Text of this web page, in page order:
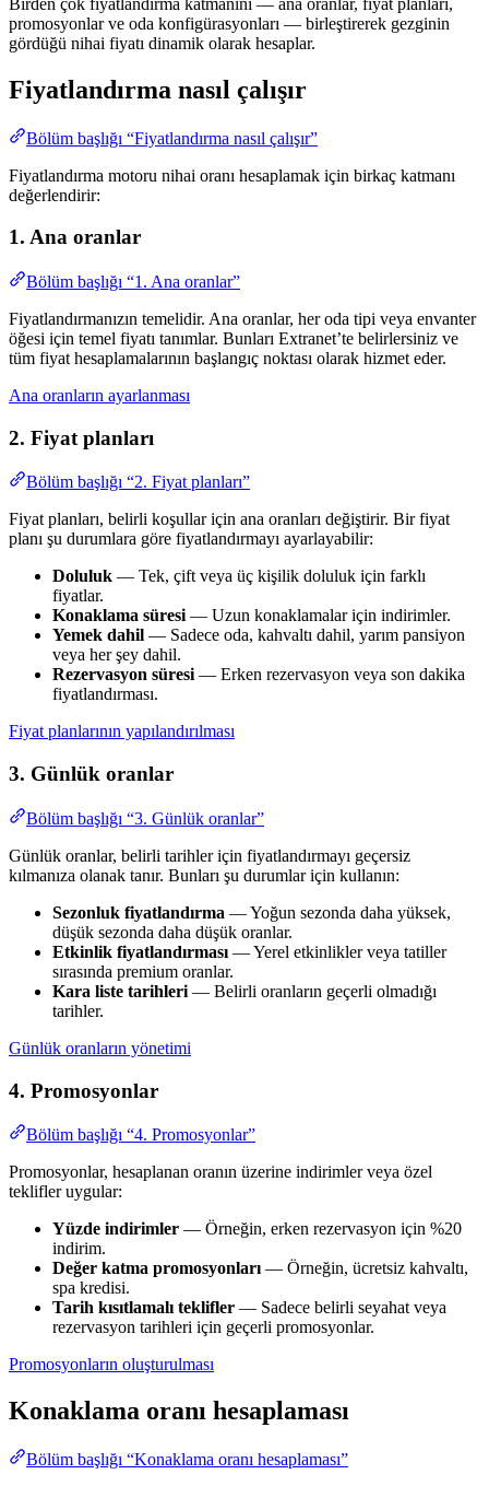
promosyonlar ve oda konfigürasyonları — birleştirerek gezginin
gördüğü nihai fiyatı dinamik olarak hesaplar.
Fiyatlandırma nasıl çalışır
Bölüm başlığı “Fiyatlandırma nasıl çalışır”
Fiyatlandırma motoru nihai oranı hesaplamak için birkaç katmanı
değerlendirir:
1. Ana oranlar
Bölüm başlığı “1. Ana oranlar”
Fiyatlandırmanızın temelidir. Ana oranlar, her oda tipi veya envanter
öğesi için temel fiyatı tanımlar. Bunları Extranet’te belirlersiniz ve
tüm fiyat hesaplamalarının başlangıç noktası olarak hizmet eder.
Ana oranların ayarlanması
2. Fiyat planları
Bölüm başlığı “2. Fiyat planları”
Fiyat planları, belirli koşullar için ana oranları değiştirir. Bir fiyat
planı şu durumlara göre fiyatlandırmayı ayarlayabilir:
Doluluk — Tek, çift veya üç kişilik doluluk için farklı
fiyatlar.
Konaklama süresi — Uzun konaklamalar için indirimler.
Yemek dahil — Sadece oda, kahvaltı dahil, yarım pansiyon
veya her şey dahil.
Rezervasyon süresi — Erken rezervasyon veya son dakika
fiyatlandırması.
Fiyat planlarının yapılandırılması
3. Günlük oranlar
Bölüm başlığı “3. Günlük oranlar”
Günlük oranlar, belirli tarihler için fiyatlandırmayı geçersiz
kılmanıza olanak tanır. Bunları şu durumlar için kullanın:
Sezonluk fiyatlandırma — Yoğun sezonda daha yüksek,
düşük sezonda daha düşük oranlar.
Etkinlik fiyatlandırması — Yerel etkinlikler veya tatiller
sırasında premium oranlar.
Kara liste tarihleri — Belirli oranların geçerli olmadığı
tarihler.
Günlük oranların yönetimi
4. Promosyonlar
Bölüm başlığı “4. Promosyonlar”
Promosyonlar, hesaplanan oranın üzerine indirimler veya özel
teklifler uygular:
Yüzde indirimler — Örneğin, erken rezervasyon için %20
indirim.
Değer katma promosyonları — Örneğin, ücretsiz kahvaltı,
spa kredisi.
Tarih kısıtlamalı teklifler — Sadece belirli seyahat veya
rezervasyon tarihleri için geçerli promosyonlar.
Promosyonların oluşturulması
Konaklama oranı hesaplaması
Bölüm başlığı “Konaklama oranı hesaplaması”